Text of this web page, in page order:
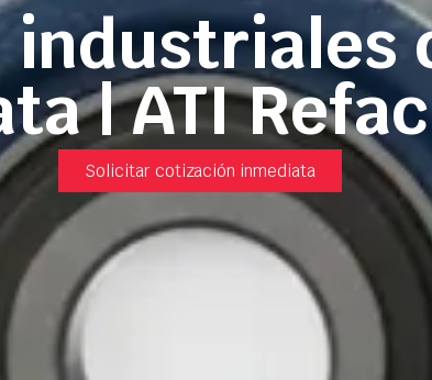
industriales
| ATI
Solicitar cotización inmediata